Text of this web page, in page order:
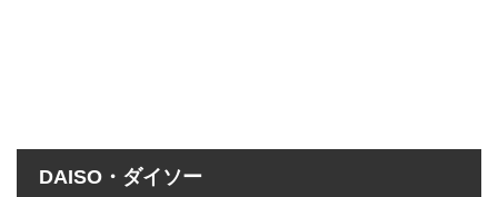
DAISO・ダイソー